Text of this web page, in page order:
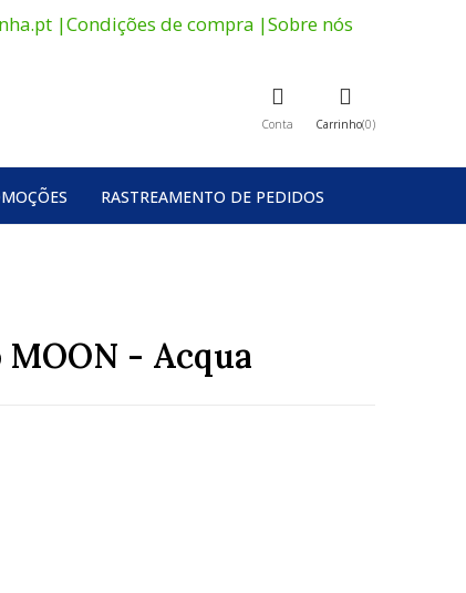
|Condições de compra |Sobre nós
Conta Carrinho 0
RASTREAMENTO DE PEDIDOS
MOON - Acqua